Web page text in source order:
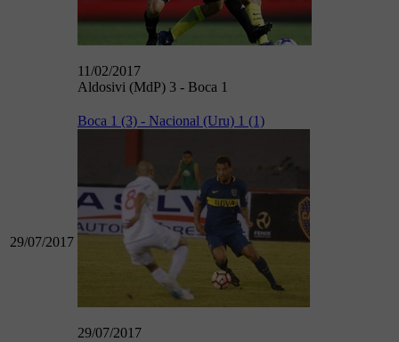
11/02/2017
Aldosivi (MdP) 3 - Boca 1
29/07/2017
Boca 1 (3) - Nacional (Uru) 1 (1)
29/07/2017